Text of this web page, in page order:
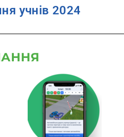
учнів 2024